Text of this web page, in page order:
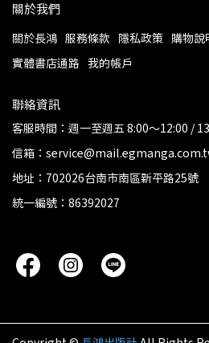
關於我們
關於長鴻 服務條款 隱私政策 購物說
實體書店通路 我的帳戶
聯絡資訊
客服時間：週一至週五 8:00～12:00 /
信箱：
地址：702026台南市南區新平路25號
統一編號：86392027